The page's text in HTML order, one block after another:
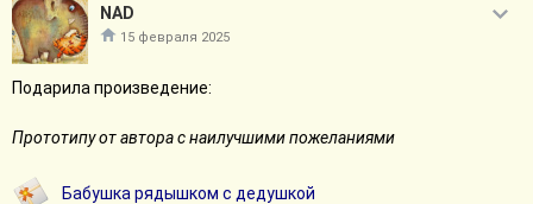
NAD
15 февраля 2025
Подарила произведение:
Прототипу от автора с наилучшими пожеланиями
Бабушка рядышком с дедушкой